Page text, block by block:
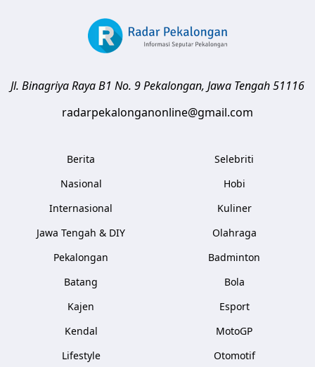
Jl. Binagriya Raya B1 No. 9Pekalongan, Jawa Tengah51116
radarpekalonganonline@gmail.com
Berita
Nasional
Internasional
Jawa Tengah & DIY
Pekalongan
Batang
Kajen
Kendal
Lifestyle
Selebriti
Hobi
Kuliner
Olahraga
Badminton
Bola
Esport
MotoGP
Otomotif